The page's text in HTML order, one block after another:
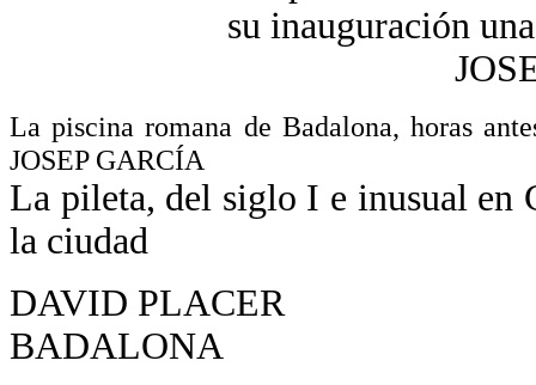
La piscina romana de Badalona, horas
JOSEP GARCÍA
La pileta, del siglo I e inusual en
la ciudad
DAVID PLACER
BADALONA